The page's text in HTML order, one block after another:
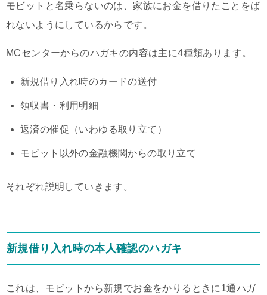
モビットと名乗らないのは、家族にお金を借りたことをば
れないようにしているからです。
MCセンターからのハガキの内容は主に4種類あります。
新規借り入れ時のカードの送付
領収書・利用明細
返済の催促（いわゆる取り立て）
モビット以外の金融機関からの取り立て
それぞれ説明していきます。
新規借り入れ時の本人確認のハガキ
これは、モビットから新規でお金をかりるときに1通ハガ